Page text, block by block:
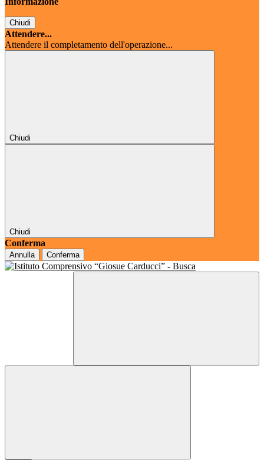
Chiudi
Attendere...
Attendere il completamento dell'operazione...
Chiudi
Chiudi
Conferma
Annulla Conferma